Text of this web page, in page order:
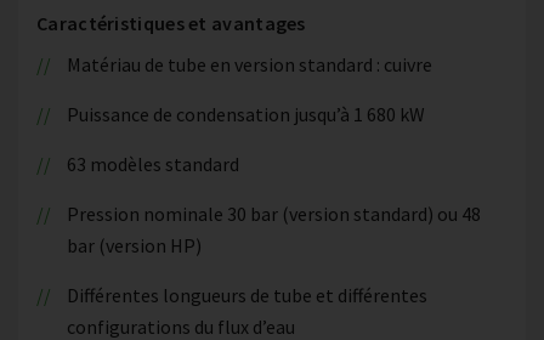
Caractéristiques et avantages
Matériau de tube en version standard : cuivre
Puissance de condensation jusqu’à 1 680 kW
63 modèles standard
Pression nominale 30 bar (version standard) ou 48
bar (version HP)
Différentes longueurs de tube et différentes
configurations du flux d’eau